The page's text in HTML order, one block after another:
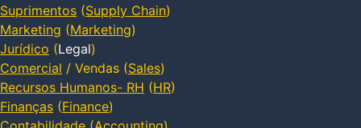
Suprimentos (Supply Chain)
Marketing (Marketing)
Jurídico (Legal)
Comercial / Vendas (Sales)
Recursos Humanos- RH (HR)
Finanças (Finance)